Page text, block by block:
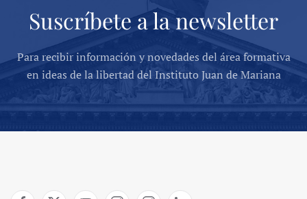
Suscríbete a la newsletter
Para recibir información y novedades del área formativa
en ideas de la libertad del Instituto Juan de Mariana